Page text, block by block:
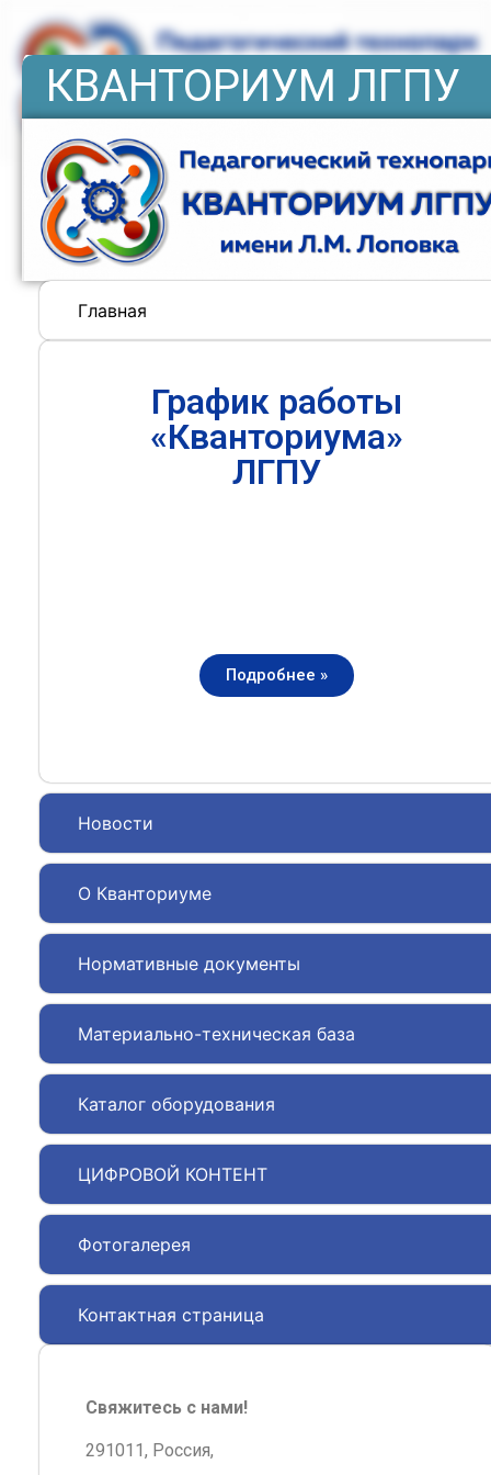
КВАНТОРИУМ ЛГПУ
Главная
Новости
О Кванториуме
Нормативные документы
Материально-техническая база
Каталог оборудования
ЦИФРОВОЙ КОНТЕНТ
Фотогалерея
Контактная страница
График работы
«Кванториума»
ЛГПУ
Подробнее »
Свяжитесь с нами!
291011, Россия,